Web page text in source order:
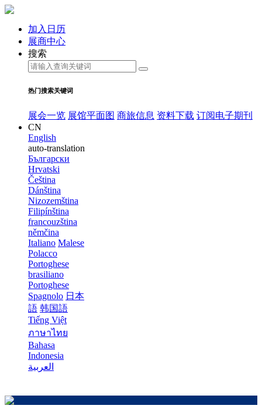
加入日历
展商中心
搜索
热门搜索关键词
展会一览 展馆平面图 商旅信息 资料下载 订阅电子期刊
CN
English
auto-translation
Български
Hrvatski
Čeština
Dánština
Nizozemština
Filipínština
francouzština
němčina
Italiano Malese
Polacco
Portoghese
brasiliano
Portoghese
Spagnolo 日本
語 韩国語
Tiếng Việt
ภาษาไทย
Bahasa
Indonesia
العربية